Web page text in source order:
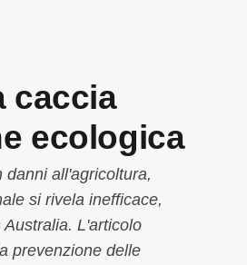
caccia
ecologica
all'agricoltura,
si rivela inefficace,
L'articolo
prevenzione delle